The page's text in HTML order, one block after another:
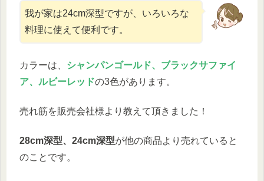
我が家は24cm深型ですが、いろいろな
料理に使えて便利です。
カラーは、 シャンパンゴールド、ブラックサファイ
ア、ルビーレッドの3色があります。
売れ筋を販売会社様より教えて頂きました！
28cm深型、24cm深型が他の商品より売れていると
のことです。